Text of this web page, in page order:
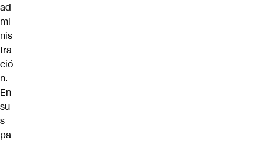
ad
mi
nis
tra
ció
n.
En
su
s
pa